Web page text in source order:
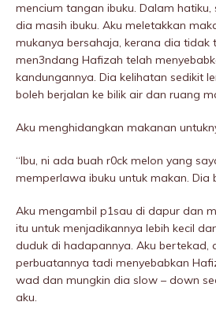
mencium tangan ibuku. Dalam hatiku,
dia masih ibuku. Aku meletakkan
mukanya bersahaja, kerana dia tidak
men3ndang Hafizah telah
kandungannya. Dia kelihatan sedikit
boleh berjalan ke bilik air dan ruang
Aku menghidangkan makanan
“Ibu, ni ada buah r0ck melon yang
memperlawa ibuku untuk makan. Dia
Aku mengambil p1sau di dapur dan
itu untuk menjadikannya lebih kecil
duduk di hadapannya. Aku bertekad,
perbuatannya tadi menyebabkan
wad dan mungkin dia slow – down
aku.